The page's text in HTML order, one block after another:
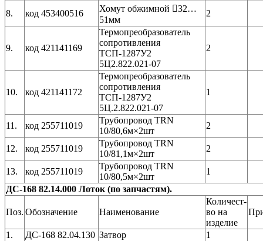
8. код 453400516
Хомут обжимной 32…
51мм
2
9. код 421141169
Термопреобразователь
сопротивления
ТСП-1287У2
5Ц2.822.021-07
2
10. код 421141172
Термопреобразователь
сопротивления
ТСП-1287У2
5Ц.2.822.021-07
1
11. код 255711019
Трубопровод TRN
10/80,6м×2шт
2
12. код 255711019
Трубопровод TRN
10/81,1м×2шт
2
13. код 255711019
Трубопровод TRN
10/80,5м×2шт
1
ДС-168 82.14.000 Лоток (по запчастям).
Поз. Обозначение Наименование
Количест-
во на
изделие
1. ДС-168 82.04.130 Затвор 1